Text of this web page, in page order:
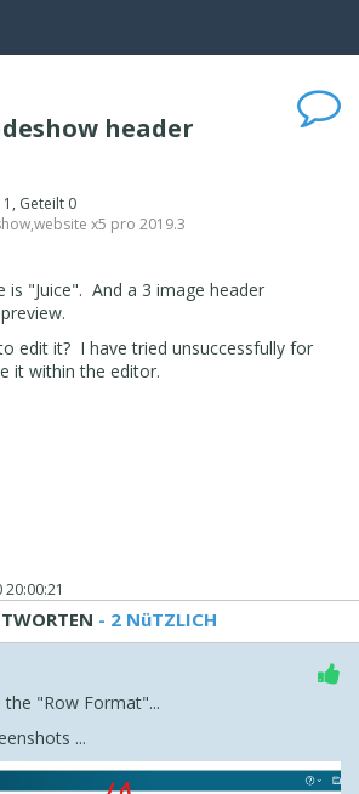
header
Geteilt 0
,website x5 pro 2019.3
is "Juice". And a 3 image header
edit it? I have tried unsuccessfully for
it within the editor.
- 2 NüTZLICH
"Row Format"...
...